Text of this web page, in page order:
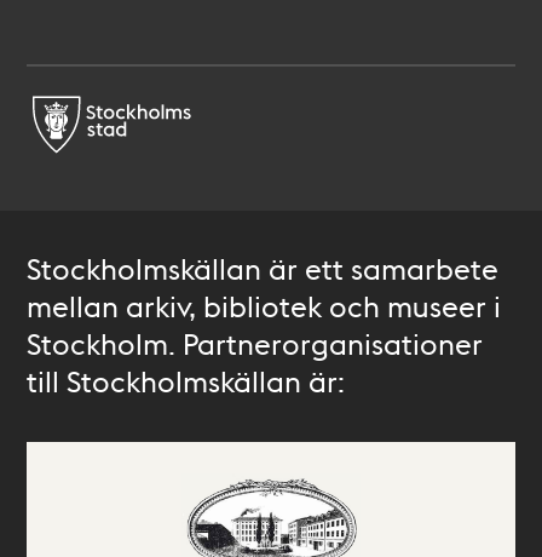
Stockholmskällan är ett samarbete
mellan arkiv, bibliotek och museer i
Stockholm. Partnerorganisationer
till Stockholmskällan är: